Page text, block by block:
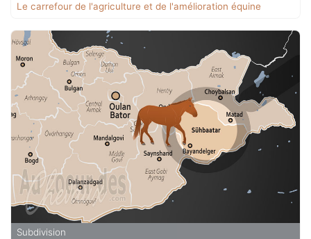
Le carrefour de l'agriculture et de l'amélioration équine
Subdivision